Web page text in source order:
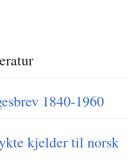
1840-1960
kjelder til norsk